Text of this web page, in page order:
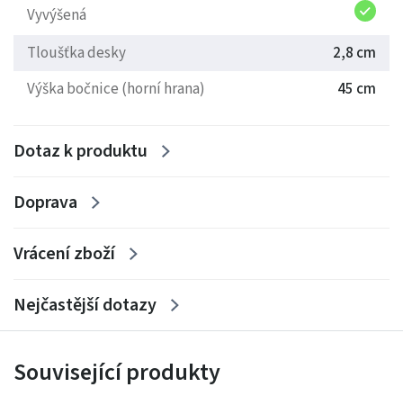
druhu dřeva jako je rám postele - bez vlivu na kvalitu a
tuhost postele.
• Jednoduchá montáž bez použití nářadí
• Cena je za rám postele - bez roštu a matrace
Vyvýšená
Tloušťka desky
2,8 cm
Výška bočnice (horní hrana)
45 cm
Dotaz k produktu
Doprava
Vrácení zboží
Nejčastější dotazy
Související produkty